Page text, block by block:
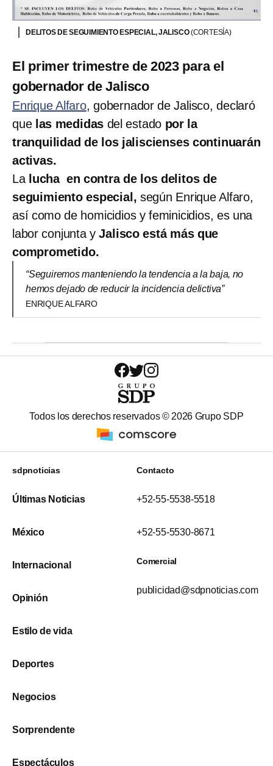
DELITOS DE SEGUIMIENTO ESPECIAL, JALISCO(CORTESÍA)
El primer trimestre de 2023 para el
gobernador de Jalisco
Enrique Alfaro, gobernador de Jalisco, declaró
que las medidas del estado por la
tranquilidad de los jaliscienses continuarán
activas.
Lalucha en contra de los delitos de
seguimiento especial, según Enrique Alfaro,
así como de homicidios y feminicidios, es una
labor conjunta yJalisco está más que
comprometido.
“Seguiremos manteniendo la tendencia a la baja, no
hemos dejado de reducir la incidencia delictiva”
ENRIQUE ALFARO
Todos los derechos reservados © 2026 Grupo SDP
sdpnoticias
Últimas Noticias
México
Internacional
Opinión
Estilo de vida
Deportes
Negocios
Sorprendente
Espectáculos
Contacto
+52-55-5538-5518
+52-55-5530-8671
Comercial
publicidad@sdpnoticias.com